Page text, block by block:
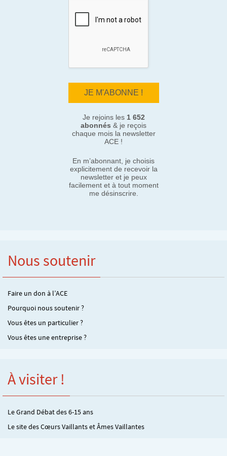
Je rejoins les 1 652
abonnés & je reçois
chaque mois la newsletter
ACE !
En m’abonnant, je choisis
explicitement de recevoir la
newsletter et je peux
facilement et à tout moment
me désinscrire.
Nous soutenir
Faire un don à l’ACE
Pourquoi nous soutenir ?
Vous êtes un particulier ?
Vous êtes une entreprise ?
À visiter !
Le Grand Débat des 6-15 ans
Le site des Cœurs Vaillants et Âmes Vaillantes